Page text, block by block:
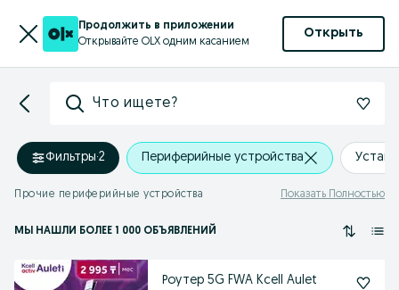
Продолжить в приложении
Открывайте OLX одним касанием
Открыть
Что ищете?
Фильтры·2 Периферийные устройства
Прочие периферийные устройства Показать Полностью
МЫ НАШЛИ БОЛЕЕ 1 000 ОБЪЯВЛЕНИЙ
Роутер 5G FWA Kcell Aulet